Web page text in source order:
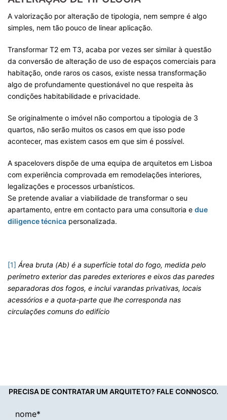
A valorização por alteração de tipologia, nem sempre é algo
simples, nem tão pouco de linear aplicação.
Transformar T2 em T3, acaba por vezes ser similar à questão
da conversão de alteração de uso de espaços comerciais para
habitação, onde raros os casos, existe nessa transformação
algo de profundamente questionável no que respeita às
condições habitabilidade e privacidade.
Se originalmente o imóvel não comportou a tipologia de 3
quartos, não serão muitos os casos em que isso pode
acontecer, mas existem casos em que sim é possível.
A spacelovers dispõe de uma equipa de arquitetos em Lisboa
com experiência comprovada em remodelações interiores,
legalizações e processos urbanísticos.
Se pretende avaliar a viabilidade de transformar o seu
apartamento, entre em contacto para uma consultoria e due
diligence técnica personalizada.
[1] Área bruta (Ab) é a superfície total do fogo, medida pelo
perímetro exterior das paredes exteriores e eixos das paredes
separadoras dos fogos, e inclui varandas privativas, locais
acessórios e a quota-parte que lhe corresponda nas
circulações comuns do edifício
PRECISA DE CONTRATAR UM ARQUITETO? FALE CONNOSCO.
nome*